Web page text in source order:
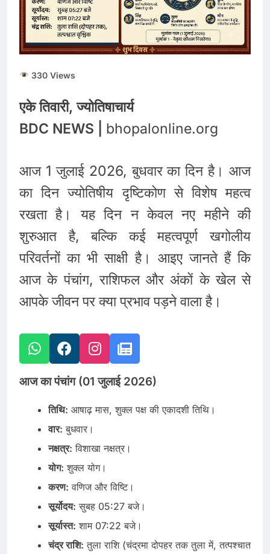
की कीमतों में जबरदस्त तेजी,
जानिए आपके शहर में क्या है
ताजा भाव
August 6, 2026
भारतीय शेयर बाजार में
सकारात्मक शुरुआत, सेंसेक्स-
330 Views
एके तिवारी, ज्योतिषाचार्य
BDC NEWS | bhopalonline.org
आज 1 जुलाई 2026, बुधवार का दिन है। आज
का दिन ज्योतिषीय दृष्टिकोण से विशेष महत्व
रखता है। यह दिन न केवल नए महीने की
शुरुआत है, बल्कि कई महत्वपूर्ण खगोलीय
परिवर्तनों का भी साक्षी है। आइए जानते हैं कि
आज के पंचांग, राशिफल और अंकों के खेल से
आपके जीवन पर क्या प्रभाव पड़ने वाला है।
आज का पंचांग (01 जुलाई 2026)
तिथि: आषाढ़ मास, शुक्ल पक्ष की एकादशी तिथि।
वार: बुधवार।
नक्षत्र: विशाखा नक्षत्र।
योग: शुक्ल योग।
करण: वणिज और विष्टि।
सूर्योदय: सुबह 05:27 बजे।
सूर्यास्त: शाम 07:22 बजे।
चंद्र राशि: तुला राशि (चंद्रमा दोपहर तक तुला में, तत्पश्चात